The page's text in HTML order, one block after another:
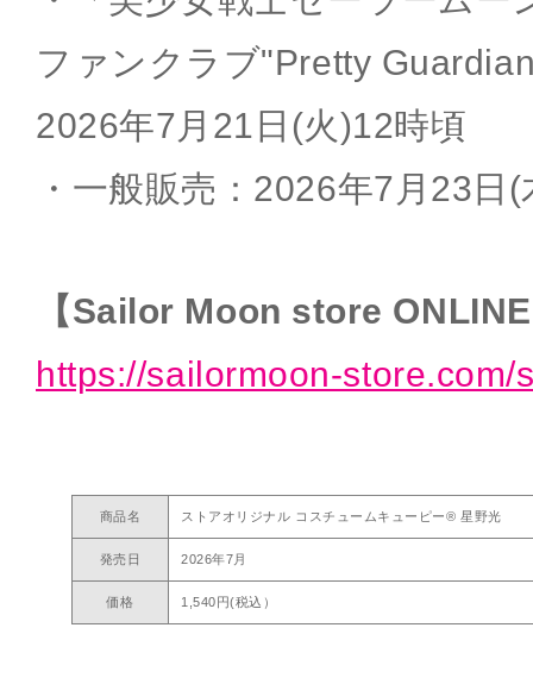
ファンクラブ"Pretty
2026年7月21日(火)12時頃
・一般販売：2026年7月23日
【Sailor Moon store
https://sailormoon-store.com/
商品名 ストアオリジナル コスチュームキューピー® 星野光
発売日 2026年7月
価格 1,540円(税込）